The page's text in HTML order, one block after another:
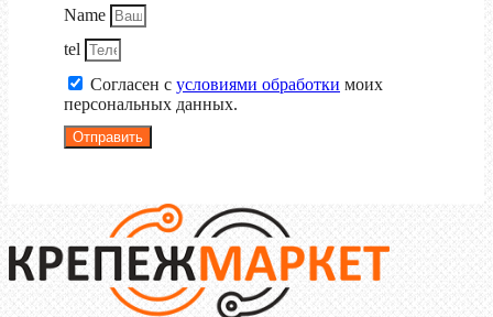
Name
tel
Согласен с условиями обработки моих
персональных данных.
Отправить